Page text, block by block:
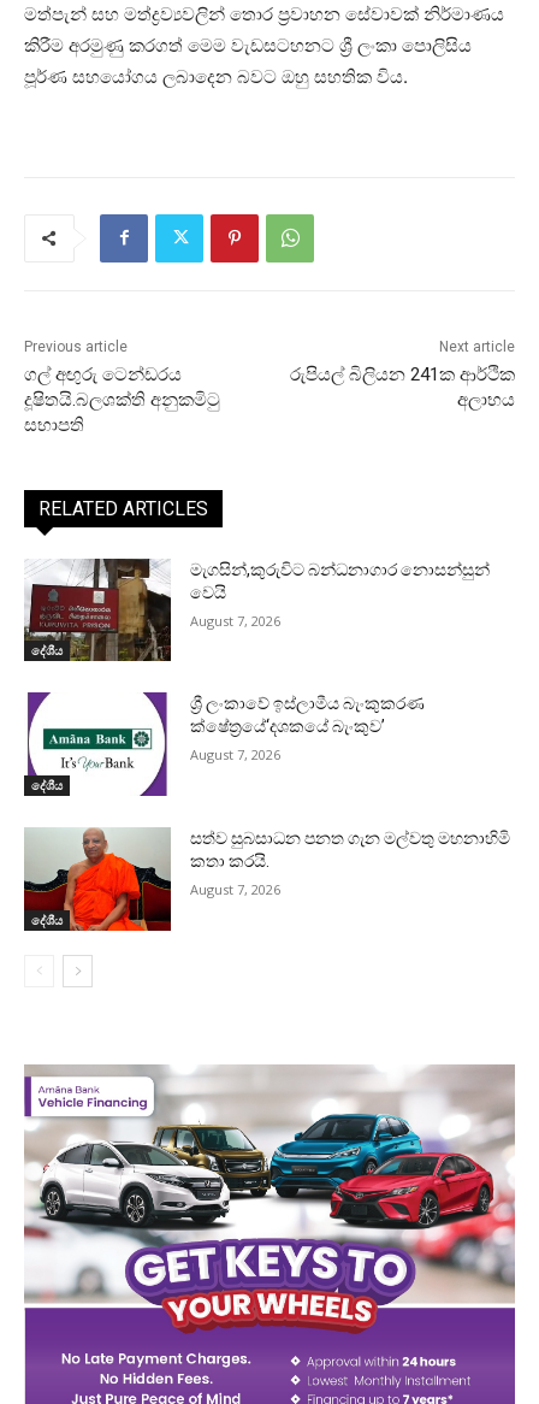
මත්පැන් සහ මත්ද්‍රව්‍යවලින් තොර ප්‍රවාහන සේවාවක් නිර්මාණය
කිරීම අරමුණු කරගත් මෙම වැඩසටහනට ශ්‍රී ලංකා පොලිසිය
පූර්ණ සහයෝගය ලබාදෙන බවට ඔහු සහතික විය.
Previous article
ගල් අඟුරු ටෙන්ඩරය
දූෂිතයි.බලශක්ති අනුකමිටු
සභාපති
Next article
රුපියල් බිලියන 241ක ආර්ථික
අලාභය
RELATED ARTICLES
දේශීය
මැගසින්,කුරුවිට බන්ධනාගාර නොසන්සුන්
වෙයි
August 7, 2026
දේශීය
ශ්‍රී ලංකාවේ ඉස්ලාමීය බැංකුකරණ
ක්ෂේත්‍රයේ‘දශකයේ බැංකුව’
August 7, 2026
දේශීය
සත්ව සුබසාධන පනත ගැන මල්වතු මහනාහිමි
කතා කරයි.
August 7, 2026